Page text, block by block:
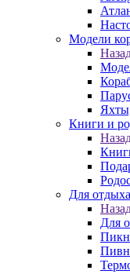
Модели
Книги и
Для
Для